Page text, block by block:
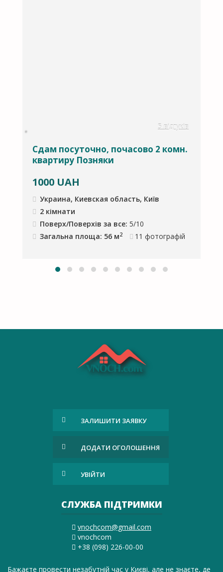
5 відгуків
Сдам посуточно, почасово 2 комн.
квартиру Позняки
1000 UAH
Украина, Киевская область, Київ
2 кімнати
Поверх/Поверхів за все: 5/10
Загальна площа: 56 м2 11 фотографій
ЗАЛИШИТИ ЗАЯВКУ
ДОДАТИ ОГОЛОШЕННЯ
УВІЙТИ
СЛУЖБА ПІДТРИМКИ
vnochcom@gmail.com
vnochcom
+38 (098) 226-00-00
Бажаєте провести незабутній час у Києві, але не знаєте, де